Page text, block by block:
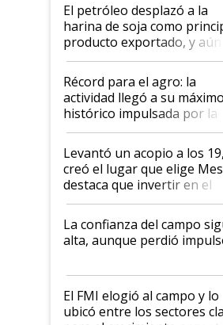
El petróleo desplazó a la
harina de soja como
producto exportado, y aún
el agro aportó casi seis de
diez dólares y sostuvo el
liderazgo en un semestre
récord
Récord para el agro: la
actividad llegó a su máximo
histórico impulsada por la
cosecha y las
Levantó un acopio a los 19,
creó el lugar que elige
destaca que invertir en el
kirchnerismo era como
plata a un hijo para droga":
Juan Félix Rossetti, el
que de una dura crisis salió
de Milei
La confianza del campo
alta, aunque perdió
El FMI elogió al campo y lo
ubicó entre los sectores